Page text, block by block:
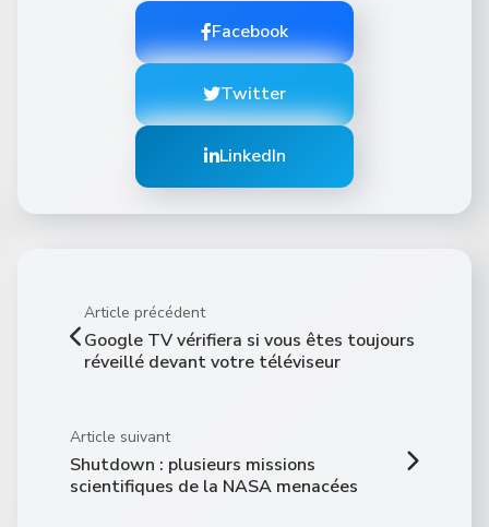
Facebook
Twitter
LinkedIn
Article précédent
Google TV vérifiera si vous êtes toujours
réveillé devant votre téléviseur
Article suivant
Shutdown : plusieurs missions
scientifiques de la NASA menacées